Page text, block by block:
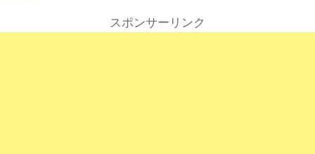
スポンサーリンク